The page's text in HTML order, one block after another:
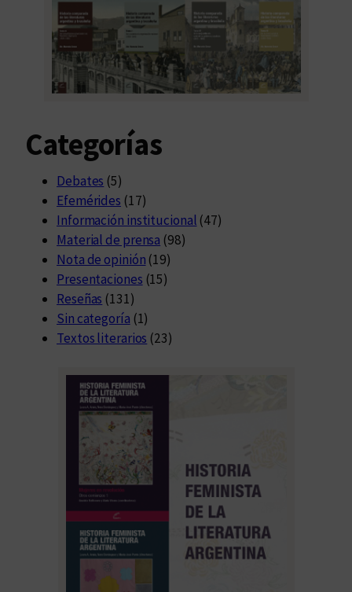
Categorías
Debates (5)
Efemérides (17)
Información institucional (47)
Material de prensa (98)
Nota de opinión (19)
Presentaciones (15)
Reseñas (131)
Sin categoría (1)
Textos literarios (23)